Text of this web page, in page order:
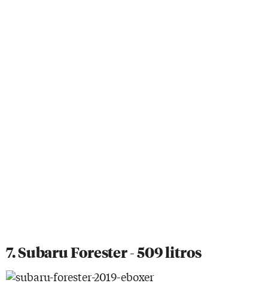
7. Subaru Forester - 509 litros